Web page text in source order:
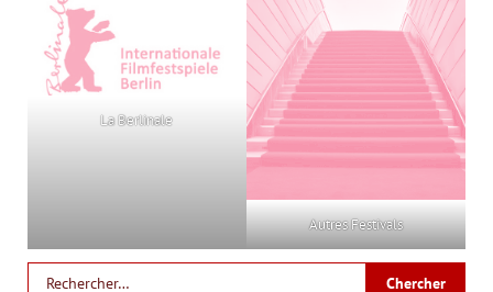
La Berlinale
Autres Festivals